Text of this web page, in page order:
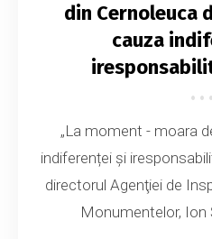
din Cernoleuca
cauza
„La moment - moara
indiferenței și
directorul Agenţiei de
Monumentelor, Ion